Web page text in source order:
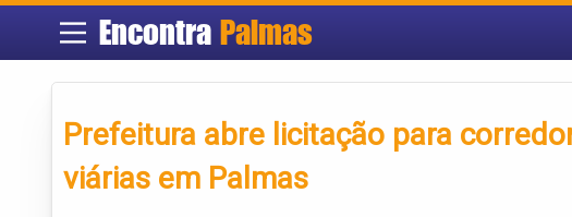
Encontra Palmas
Prefeitura abre licitação para
viárias em Palmas